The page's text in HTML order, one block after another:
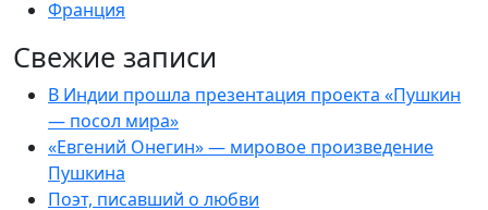
Франция
Свежие записи
В Индии прошла презентация проекта «Пушкин
— посол мира»
«Евгений Онегин» — мировое произведение
Пушкина
Поэт, писавший о любви